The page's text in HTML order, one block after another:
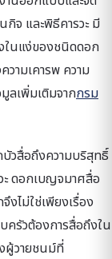
จ และพิธีคารวะ มี
ในแง่ของชนิดดอก
ามเคารพ ความ
ลเพิ่มเติมจากกรม
วสื่อถึงความบริสุทธิ์
ะ ดอกเบญจมาศสื่อ
งไม่ใช่เพียงเรื่อง
ครัวต้องการสื่อถึงใน
ผู้วายชนม์ที่